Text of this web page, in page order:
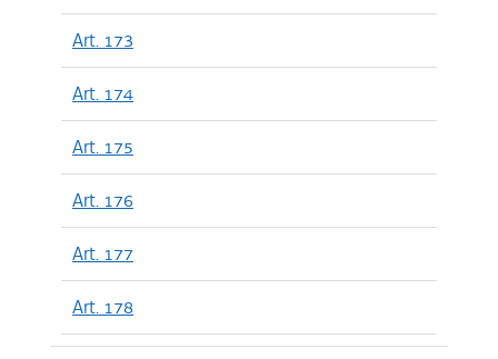
Art. 173
Art. 174
Art. 175
Art. 176
Art. 177
Art. 178